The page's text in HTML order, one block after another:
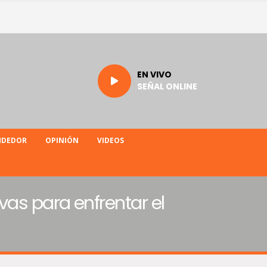
EN VIVO
SEÑAL ONLINE
OPINIÓN VIDEOS
para enfrentar el